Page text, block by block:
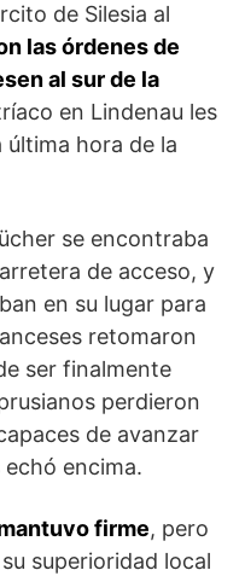
de Silesia al
las órdenes de
al sur de la
en Lindenau les
hora de la
se en­contraba
de ac­ceso, y
en su lugar para
retomaron
ser finalmente
perdieron
de avanzar
encima.
firme, pero
superioridad local